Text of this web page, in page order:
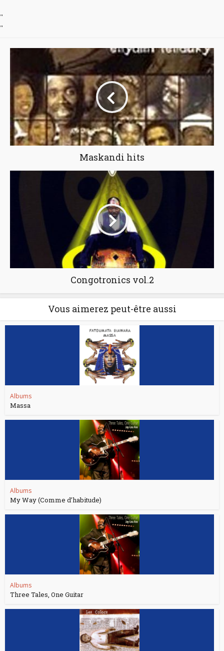
"
"
Maskandi hits
Congotronics vol.2
Vous aimerez peut-être aussi
Albums
Massa
Albums
My Way (Comme d’habitude)
Albums
Three Tales, One Guitar